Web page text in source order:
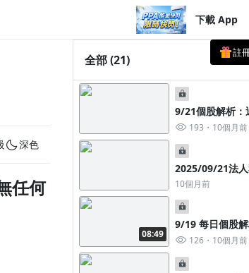
下載 App
下載 APP 領取獎勵，隨時吸收新知識
🌞 PPA 避暑津貼．冷氣房升
期間快閃活動
🥵 酷暑限時快閃｜單筆滿
折 NT$300、再贈最高 2% 點數
🚀 酷暑來襲．偷偷在冷氣房升級
⭐️ 【冷氣房進修 限時開跑】◾單
NT$2,500 現折 NT$300◾活動
日起 - 8/13（只有一週）-📣 酷
\ 再加碼 /→ 點數回饋無上限🔥購
課程 or 訂閱✅ 消費即享回饋
✅ 滿 $5,000 回饋 2% 點數🎁 此
官方帳號 Line@ 專屬活動，加入
享有「渠道專屬活動」及「個人
查看全部
註
深色
任何
全部(21)
9/21個股解析：
來多項市場利多
群而言，低基期
後補漲味道
193 10個月前
2025/09/21法人
程表
10個月前
08:49
9/19 每日個股解
碼教學
126 10個月前